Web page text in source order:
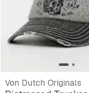
Von Dutch Originals